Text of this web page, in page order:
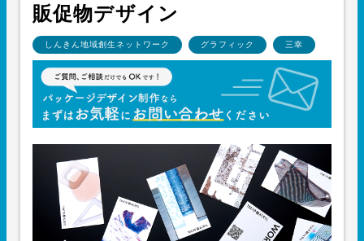
販促物デザイン
しんきん地域創生ネットワーク グラフィック 三幸